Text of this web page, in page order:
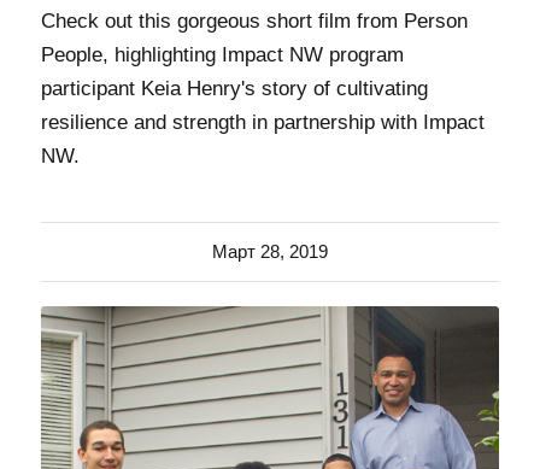
Check out this gorgeous short film from Person
People, highlighting Impact NW program
participant Keia Henry's story of cultivating
resilience and strength in partnership with Impact
NW.
Март 28, 2019